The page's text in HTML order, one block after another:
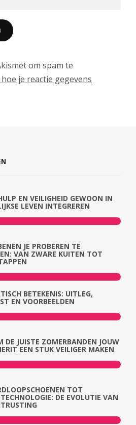
om spam te
je reactie gegevens
EN VEILIGHEID GEWOON IN
LEVEN INTEGREREN
JE PROBEREN TE
VAN ZWARE KUITEN TOT
BETEKENIS: UITLEG,
EN VOORBEELDEN
DE JUISTE ZOMERBANDEN JOUW
EEN STUK VEILIGER MAKEN
TOT
DE EVOLUTIE VAN